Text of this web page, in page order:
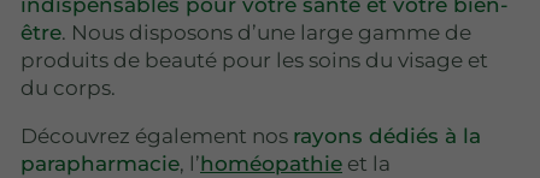
indispensables pour votre santé et votre bien-
être. Nous disposons d’une large gamme de
produits de beauté pour les soins du visage et
du corps.
Découvrez également nos rayons dédiés à la
parapharmacie, l’homéopathie et la